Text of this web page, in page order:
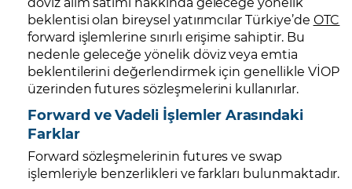
beklentisi olan bireysel yatırımcılar Türkiye’de OTC
forward işlemlerine sınırlı erişime sahiptir. Bu
nedenle geleceğe yönelik döviz veya emtia
beklentilerini değerlendirmek için genellikle VİOP
üzerinden futures sözleşmelerini kullanırlar.
Forward ve Vadeli İşlemler Arasındaki
Farklar
Forward sözleşmelerinin futures ve swap
işlemleriyle benzerlikleri ve farkları bulunmaktadır.